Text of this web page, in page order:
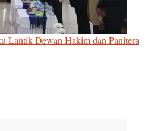
Lantik Dewan Hakim dan Panitera